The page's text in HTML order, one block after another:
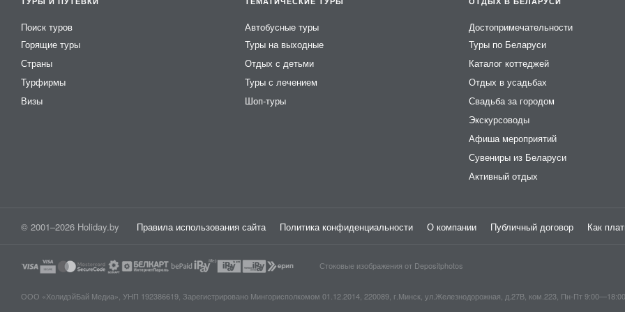
закрытый бассейн
рыболовные снасти
спутниковое
турслеты
сцена
Поиск туров
Горящие туры
Страны
Турфирмы
Визы
Автобусные туры
Туры на выходные
Отдых с детьми
Туры с лечением
Шоп-туры
Достопримечательности
Туры по Беларуси
Каталог коттеджей
Отдых в усадьбах
Свадьба за городом
Экскурсоводы
Афиша мероприятий
Сувениры из Беларуси
Активный отдых
© 2001–2026 Holiday.by Правила использования сайта Политика конфиденциальности О компании Публичный договор Как
Стоковые изображения от Depositphotos
ООО «ХолидэйБай Медиа», УНП 192386619, Зарегистрировано Мингорисполкомом 01.12.2014, 220089, г.Минск, ул.Железнодорожная, д.27В, ком.223, Пн-Пт 9:00—18:00,